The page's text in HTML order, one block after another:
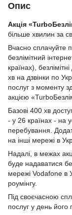
Опис
Акція
більше хвилин за
Вчасно сплачуйте
безлімітний
країнах),
хв на дзвінки по
послуг з моменту
акцією
Базові 400 хв
- у 26 країнах - на
перебування.
на інші мережі в
Надалі, в межах
буде надаватися
мережі Vodafone в
роумінгу.
Під своєчасною
послуг у день його